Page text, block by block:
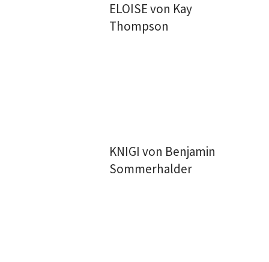
ELOISE von Kay
Thompson
KNIGI von Benjamin
Sommerhalder